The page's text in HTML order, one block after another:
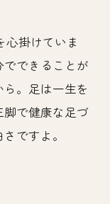
心掛けていま
できることが
。足は一生を
で健康な足づ
ですよ。